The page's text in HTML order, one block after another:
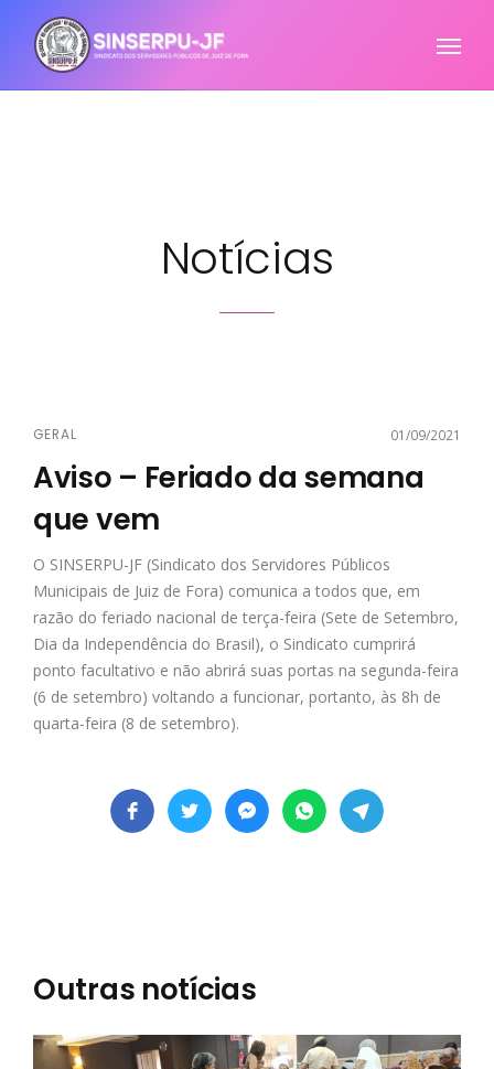
Notícias
GERAL 01/09/2021
Aviso – Feriado da semana
que vem
O SINSERPU-JF (Sindicato dos Servidores Públicos
Municipais de Juiz de Fora) comunica a todos que, em
razão do feriado nacional de terça-feira (Sete de Setembro,
Dia da Independência do Brasil), o Sindicato cumprirá
ponto facultativo e não abrirá suas portas na segunda-feira
(6 de setembro) voltando a funcionar, portanto, às 8h de
quarta-feira (8 de setembro).
Outras notícias